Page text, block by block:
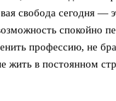
свобода сегодня —
спокойно
профессию, не
жить в постоянном